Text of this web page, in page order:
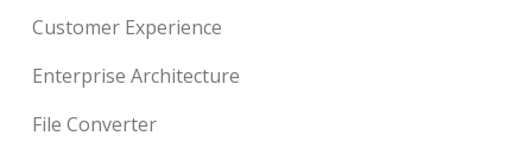
Customer Experience
Enterprise Architecture
File Converter